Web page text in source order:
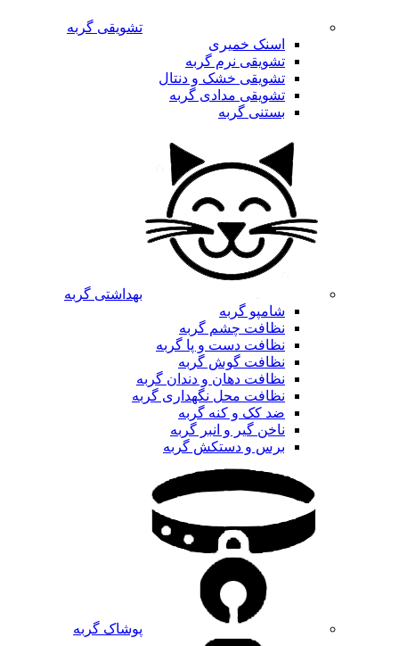
تشویقی گربه
اسنک خمیری
تشویقی نرم گربه
تشویقی خشک و دنتال
تشویقی مدادی گربه
بستنی گربه
بهداشتی گربه
شامپو گربه
نظافت چشم گربه
نظافت دست و پا گربه
نظافت گوش گربه
نظافت دهان و دندان گربه
نظافت محل نگهداری گربه
ضد کک و کنه گربه
ناخن گیر و انبر گربه
برس و دستکش گربه
پوشاک گربه